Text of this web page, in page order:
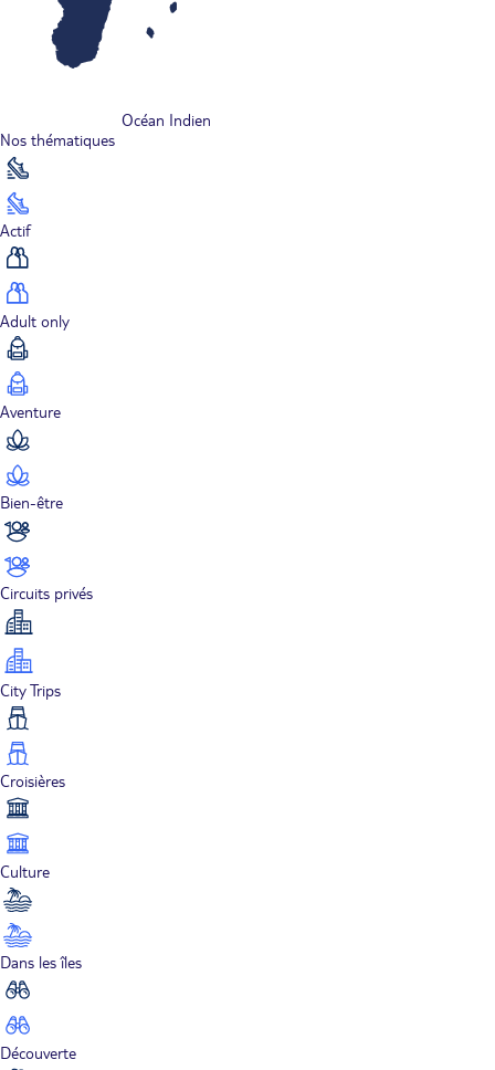
Océan Indien
Nos thématiques
Actif
Adult only
Aventure
Bien-être
Circuits privés
City Trips
Croisières
Culture
Dans les îles
Découverte